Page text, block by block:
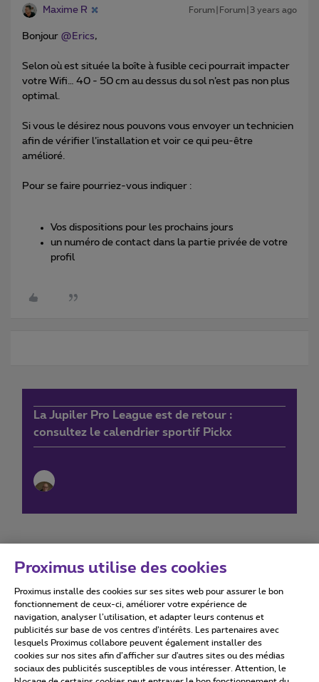
Maxime R Forum|Forum|3 years ago
Bonjour @Erics,
Selon où est située la boîte à fusible ceci pourrait impacter
votre Wifi… 40 - 50 cm au dessus du sol n’est pas non plus
optimal.
Si vous le désirez nous pouvons vous envoyer un technicien
afin de vérifier l’installation et voir ce qui peu-être
amélioré.
Pour se faire pourriez-vous indiquer :
Vos dispositions pour les prochains jours
un numéro de contact dans la partie privée de votre
profil
La Jupiler Pro League est de retour :
consultez le calendrier sportif Pickx
Conditions d'utilisation Accessibility statement
Tous droits réservés. © 2026
Proximus utilise des cookies
Proximus installe des cookies sur ses sites web pour assurer le bon
fonctionnement de ceux-ci, améliorer votre expérience de
navigation, analyser l’utilisation, et adapter leurs contenus et
publicités sur base de vos centres d’intérêts. Les partenaires avec
lesquels Proximus collabore peuvent également installer des
cookies sur nos sites afin d’afficher sur d'autres sites ou des médias
sociaux des publicités susceptibles de vous intéresser. Attention, le